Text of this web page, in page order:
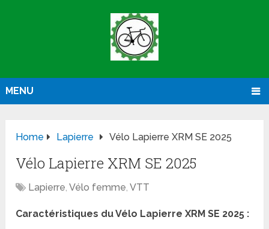
MENU
Home Lapierre Vélo Lapierre XRM SE 2025
Vélo Lapierre XRM SE 2025
Lapierre,Vélo femme,VTT
Caractéristiques du Vélo Lapierre XRM SE 2025 :